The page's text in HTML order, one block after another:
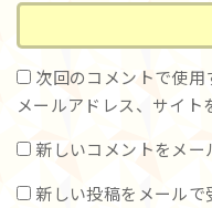
次回のコメントで使用
メールアドレス、サイト
新しいコメントをメー
新しい投稿をメールで